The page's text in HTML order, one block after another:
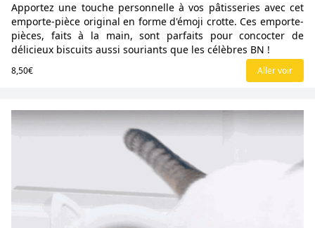
Apportez une touche personnelle à vos pâtisseries avec cet
emporte-pièce original en forme d'émoji crotte. Ces emporte-
pièces, faits à la main, sont parfaits pour concocter de
délicieux biscuits aussi souriants que les célèbres BN !
8,50€ Aller voir